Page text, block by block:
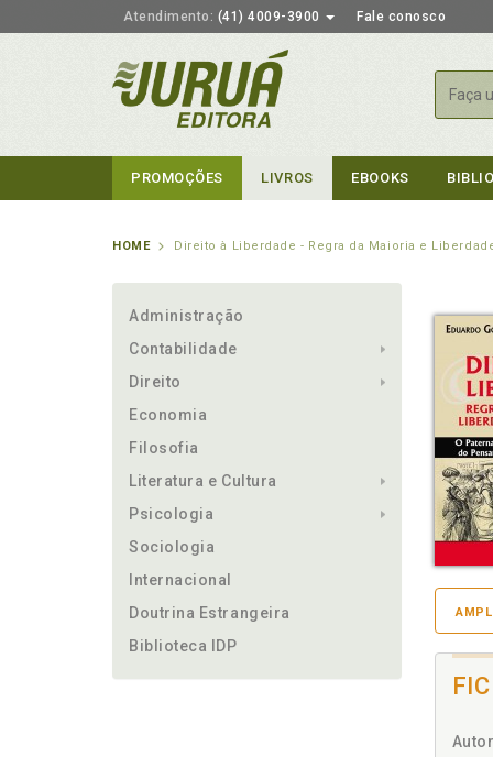
Atendimento: (41) 4009-3900 Fale conosco
PROMOÇÕES LIVROS EBOOKS
HOME Direito à Liberdade - Regra da Maioria e
Administração
Contabilidade
Direito
Economia
Filosofia
Literatura e Cultura
Psicologia
Sociologia
Internacional
Doutrina Estrangeira
Biblioteca IDP